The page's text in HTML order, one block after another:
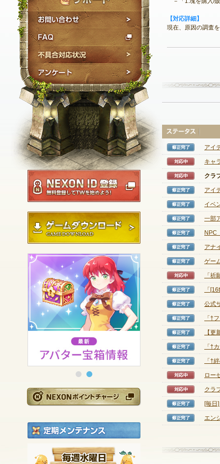
お問い合わせ
NEXON ID登録
ゲームダウンロード
NEXONポイントチ
定期メンテナンス
毎週水曜日 10:30
【対応詳細】
現在、原因の調査
修正完
アイ
対応中
キャ
対応中
クラ
修正完
アイ
修正完
イベ
修正完
一部
修正完
NPC
修正完
アナ
修正完
ゲー
対応中
「
修正完
「
修正完
公式
修正完
「†
修正完
【
修正完
「†
修正完
「†
対応中
ロー
対応中
クラ
修正完
[毎日
修正完
エン